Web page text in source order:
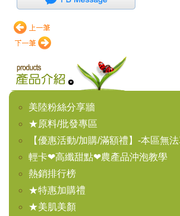
美陸粉絲分享牆
★原料/批發專區
【優惠活動/加購/滿額禮】-本區無
輕卡❤高纖甜點❤農產品沖泡教學
熱銷排行榜
★特惠加購禮
★美肌美顏